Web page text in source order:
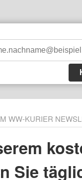
WW-KURIER
Sie